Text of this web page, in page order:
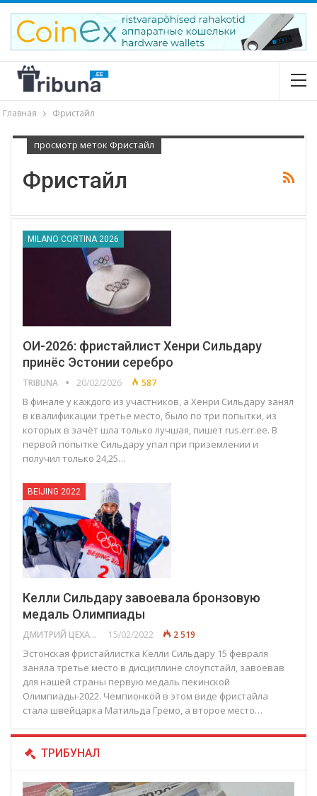
Главная Фристайл
просмотр меток Фристайл
Фристайл
MILANO CORTINA 2026
ОИ-2026: фристайлист Хенри Сильдару
принёс Эстонии серебро
TRIBUNA 20/02/2026 587
В финале у каждого из участников, а Хенри Сильдару занял
в квалификации третье место, было по три попытки, из
которых в зачёт шла только лучшая, пишет rus.err.ee. В
первой попытке Сильдару упал при приземлении и
получил только 24,25…
BEIJING 2022
Келли Сильдару завоевала бронзовую
медаль Олимпиады
ДМИТРИЙ ЦЕХАНОВСКИЙ 15/02/2022 2 519
Эстонская фристайлистка Келли Сильдару 15 февраля
заняла третье место в дисциплине слоупстайл, завоевав
для нашей страны первую медаль пекинской
Олимпиады-2022. Чемпионкой в этом виде фристайла
стала швейцарка Матильда Гремо, а второе место…
ТРИБУНАЛ